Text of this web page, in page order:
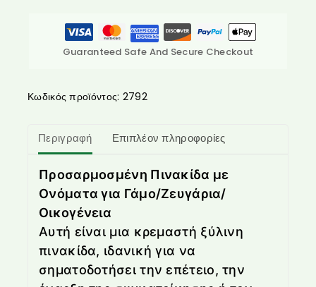
Guaranteed Safe And Secure Checkout
Κωδικός προϊόντος: 2792
Περιγραφή Επιπλέον πληροφορίες
Προσαρμοσμένη Πινακίδα με
Ονόματα για Γάμο/Ζευγάρια/
Οικογένεια
Αυτή είναι μια κρεμαστή ξύλινη
πινακίδα, ιδανική για να
σηματοδοτήσει την επέτειο, την